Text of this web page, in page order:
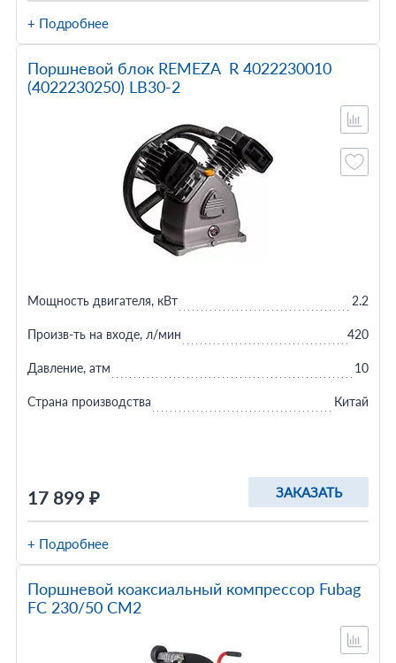
+ Подробнее
Поршневой блок REMEZA R 4022230010
(4022230250) LB30-2
17 899 ₽ ЗАКАЗАТЬ
Мощность двигателя, кВт 2.2
Произв-ть на входе, л/мин 420
Давление, атм 10
Страна производства Китай
+ Подробнее
Поршневой коаксиальный компрессор Fubag
FС 230/50 CM2